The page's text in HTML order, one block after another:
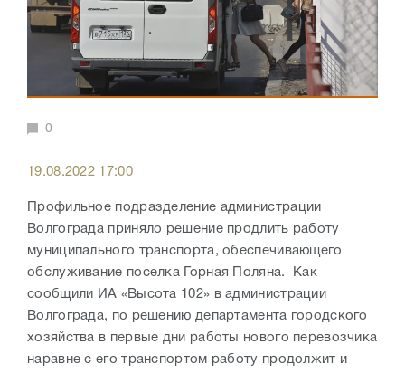
0
19.08.2022 17:00
Профильное подразделение администрации
Волгограда приняло решение продлить работу
муниципального транспорта, обеспечивающего
обслуживание поселка Горная Поляна. Как
сообщили ИА «Высота 102» в администрации
Волгограда, по решению департамента городского
хозяйства в первые дни работы нового перевозчика
наравне с его транспортом работу продолжит и